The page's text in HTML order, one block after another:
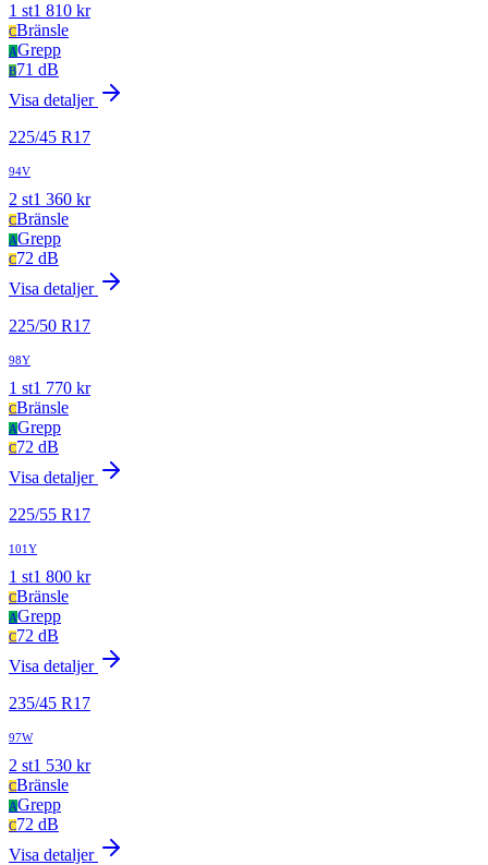
1 st1 810 kr
CBränsle
AGrepp
B71 dB
Visa detaljer
225/45 R17
94V
2 st1 360 kr
CBränsle
AGrepp
C72 dB
Visa detaljer
225/50 R17
98Y
1 st1 770 kr
CBränsle
AGrepp
C72 dB
Visa detaljer
225/55 R17
101Y
1 st1 800 kr
CBränsle
AGrepp
C72 dB
Visa detaljer
235/45 R17
97W
2 st1 530 kr
CBränsle
AGrepp
C72 dB
Visa detaljer